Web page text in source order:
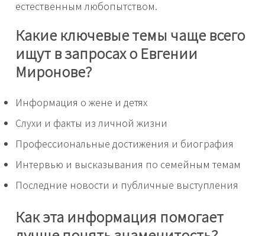
естественным любопытством.
Какие ключевые темы чаще всего
ищут в запросах о Евгении
Миронове?
Информация о жене и детях
Слухи и факты из личной жизни
Профессиональные достижения и биография
Интервью и высказывания по семейным темам
Последние новости и публичные выступления
Как эта информация помогает